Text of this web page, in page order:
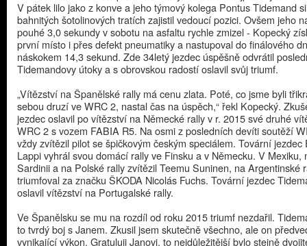
V pátek lilo jako z konve a jeho týmový kolega Pontus Tidemand
bahnitých šotolinových tratích zajistil vedoucí pozici. Ovšem jeho
pouhé 3,0 sekundy v sobotu na asfaltu rychle zmizel - Kopecký
první místo i přes defekt pneumatiky a nastupoval do finálového
náskokem 14,3 sekund. Zde 34letý jezdec úspěšně odvrátil
Tidemandovy útoky a s obrovskou radostí oslavil svůj triumf.
„Vítězství na Španělské rally má cenu zlata. Poté, co jsme byli
sebou druzí ve WRC 2, nastal čas na úspěch,“ řekl Kopecký.
jezdec oslavil po vítězství na Německé rally v r. 2015 své druhé
WRC 2 s vozem FABIA R5. Na osmi z posledních devíti soutěží
vždy zvítězil pilot se špičkovým českým speciálem. Tovární jezdec
Lappi vyhrál svou domácí rally ve Finsku a v Německu. V Mexiku,
Sardinii a na Polské rally zvítězil Teemu Suninen, na Argentinské
triumfoval za značku ŠKODA Nicolás Fuchs. Tovární jezdec
oslavil vítězství na Portugalské rally.
Ve Španělsku se mu na rozdíl od roku 2015 triumf nezdařil.
to tvrdý boj s Janem. Zkusil jsem skutečně všechno, ale on
vynikající výkon. Gratuluji Janovi, to nejdůležitější bylo stejně